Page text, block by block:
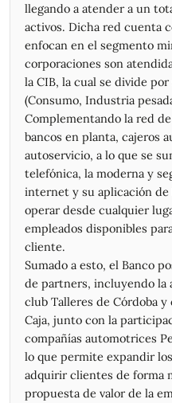
05/06/2026
17,50
04/06/2026
17,81
03/06/2026
18,50
02/06/2026
18,58
01/06/2026
18,35
29/05/2026
17,80
28/05/2026
17,52
16,82
15,66
16,27
22/05/2026
16,27
21/05/2026
14,97
20/05/2026
19/05/2026
14,54
18/05/2026
14,19
15/05/2026
14,60
14/05/2026
14,54
13/05/2026
14,90
12/05/2026
15,50
11/05/2026
14,81
08/05/2026
15,45
llegando a atender a un
activos. Dicha red cuenta
enfocan en el segmento
corporaciones son
la CIB, la cual se divide
(Consumo, Industria
Complementando la red
bancos en planta, cajeros
autoservicio, a lo que se
telefónica, la moderna y
internet y su aplicación de
operar desde cualquier
empleados disponibles
cliente.
Sumado a esto, el Banco
de partners, incluyendo la
club Talleres de Córdoba
Caja, junto con la
compañías automotrices
lo que permite expandir
adquirir clientes de forma
propuesta de valor de la